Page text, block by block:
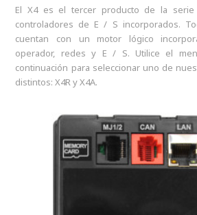
El X4 es el tercer producto de la serie
controladores de E / S incorporados.
cuentan con un motor lógico
operador, redes y E / S. Utilice el
continuación para seleccionar uno de
distintos: X4R y X4A.